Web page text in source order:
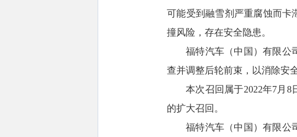
可能受到融雪剂严重腐蚀而卡
撞风险，存在安全隐患。
福特汽车（中国）有限公
查并调整后轮前束，以消除安
本次召回属于2022年7月
的扩大召回。
福特汽车（中国）有限公